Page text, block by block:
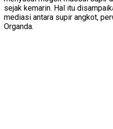
sejak kemarin. Hal itu
mediasi antara supir angkot,
Organda.